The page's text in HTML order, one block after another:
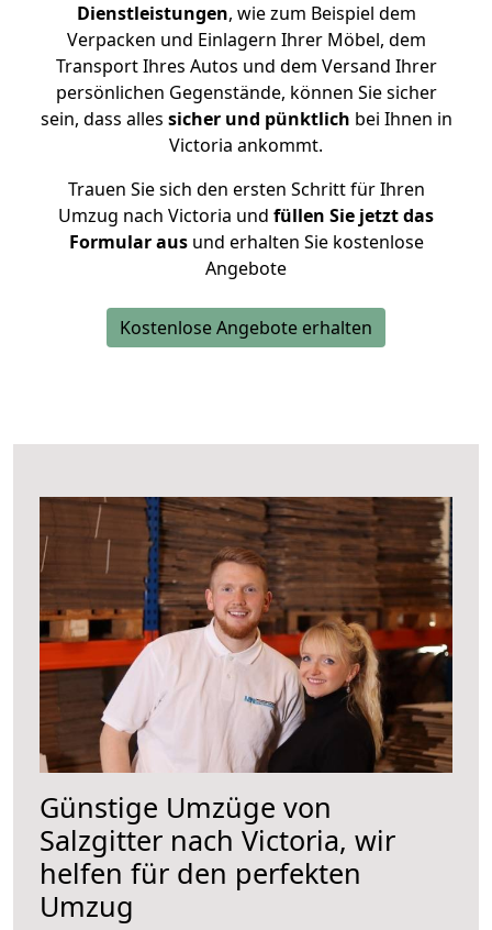
Dienstleistungen, wie zum Beispiel dem
Verpacken und Einlagern Ihrer Möbel, dem
Transport Ihres Autos und dem Versand Ihrer
persönlichen Gegenstände, können Sie sicher
sein, dass alles sicher und pünktlich bei Ihnen in
Victoria ankommt.
Trauen Sie sich den ersten Schritt für Ihren
Umzug nach Victoria und füllen Sie jetzt das
Formular ausund erhalten Sie kostenlose
Angebote
Kostenlose Angebote erhalten
Günstige Umzüge von
Salzgitter nach Victoria, wir
helfen für den perfekten
Umzug